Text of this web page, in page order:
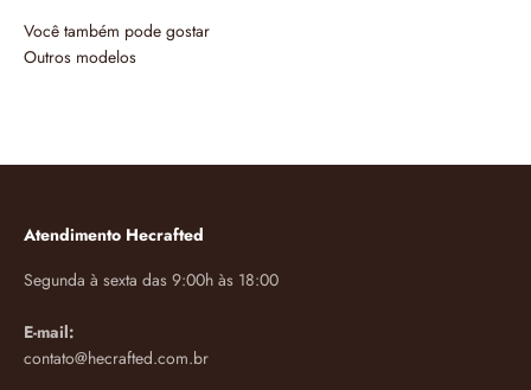
Outros modelos
Atendimento Hecrafted
Segunda à sexta das 9:00h às 18:00
E-mail:
contato@hecrafted.com.br